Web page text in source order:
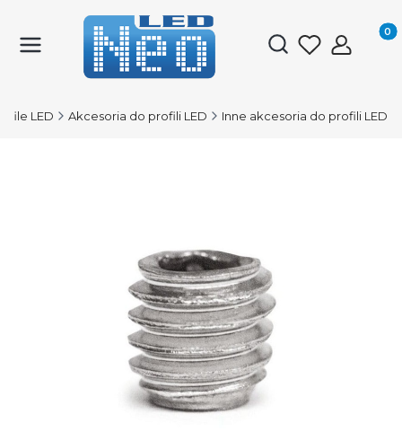
Otwórz
LED Akcesoria do profili LED Inne akcesoria do profili LED